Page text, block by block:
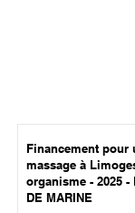
Financement pour
massage à
organisme - 2025 -
DE MARINE